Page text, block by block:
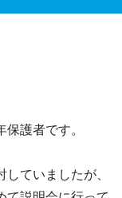
護者です。
ていましたが、